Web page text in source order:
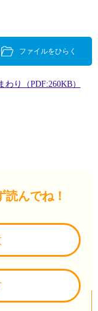
ファイルをひらく
わり（PDF:260KB）
んでね！